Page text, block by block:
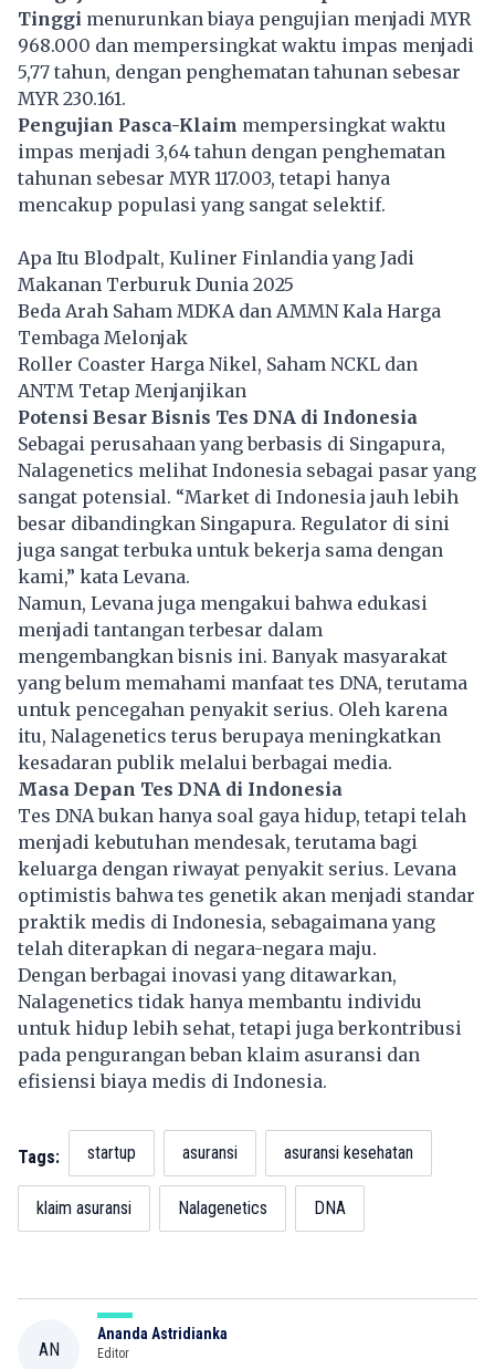
Tinggi menurunkan biaya pengujian menjadi MYR
968.000 dan mempersingkat waktu impas menjadi
5,77 tahun, dengan penghematan tahunan sebesar
MYR 230.161.
Pengujian Pasca-Klaim mempersingkat waktu
impas menjadi 3,64 tahun dengan penghematan
tahunan sebesar MYR 117.003, tetapi hanya
mencakup populasi yang sangat selektif.
Apa Itu Blodpalt, Kuliner Finlandia yang Jadi
Makanan Terburuk Dunia 2025
Beda Arah Saham MDKA dan AMMN Kala Harga
Tembaga Melonjak
Roller Coaster Harga Nikel, Saham NCKL dan
ANTM Tetap Menjanjikan
Potensi Besar Bisnis Tes DNA di Indonesia
Sebagai perusahaan yang berbasis di Singapura,
Nalagenetics melihat Indonesia sebagai pasar yang
sangat potensial. “Market di Indonesia jauh lebih
besar dibandingkan Singapura. Regulator di sini
juga sangat terbuka untuk bekerja sama dengan
kami,” kata Levana.
Namun, Levana juga mengakui bahwa edukasi
menjadi tantangan terbesar dalam
mengembangkan bisnis ini. Banyak masyarakat
yang belum memahami manfaat tes DNA, terutama
untuk pencegahan penyakit serius. Oleh karena
itu, Nalagenetics terus berupaya meningkatkan
kesadaran publik melalui berbagai media.
Masa Depan Tes DNA di Indonesia
Tes DNA bukan hanya soal gaya hidup, tetapi telah
menjadi kebutuhan mendesak, terutama bagi
keluarga dengan riwayat penyakit serius. Levana
optimistis bahwa tes genetik akan menjadi standar
praktik medis di Indonesia, sebagaimana yang
telah diterapkan di negara-negara maju.
Dengan berbagai inovasi yang ditawarkan,
Nalagenetics tidak hanya membantu individu
untuk hidup lebih sehat, tetapi juga berkontribusi
pada pengurangan beban klaim asuransi dan
efisiensi biaya medis di Indonesia.
Tags: startup asuransi asuransi kesehatan
klaim asuransi Nalagenetics DNA
AN
Ananda Astridianka
Editor